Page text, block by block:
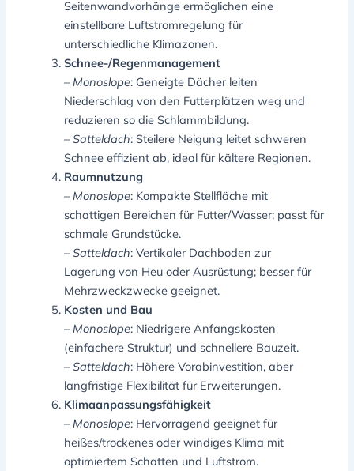
Seitenwandvorhänge ermöglichen eine
einstellbare Luftstromregelung für
unterschiedliche Klimazonen.
Schnee-/Regenmanagement
– Monoslope: Geneigte Dächer leiten
Niederschlag von den Futterplätzen weg und
reduzieren so die Schlammbildung.
–Satteldach: Steilere Neigung leitet schweren
Schnee effizient ab, ideal für kältere Regionen.
Raumnutzung
– Monoslope: Kompakte Stellfläche mit
schattigen Bereichen für Futter/Wasser; passt für
schmale Grundstücke.
–Satteldach: Vertikaler Dachboden zur
Lagerung von Heu oder Ausrüstung; besser für
Mehrzweckzwecke geeignet.
Kosten und Bau
– Monoslope: Niedrigere Anfangskosten
(einfachere Struktur) und schnellere Bauzeit.
–Satteldach: Höhere Vorabinvestition, aber
langfristige Flexibilität für Erweiterungen.
Klimaanpassungsfähigkeit
– Monoslope: Hervorragend geeignet für
heißes/trockenes oder windiges Klima mit
optimiertem Schatten und Luftstrom.